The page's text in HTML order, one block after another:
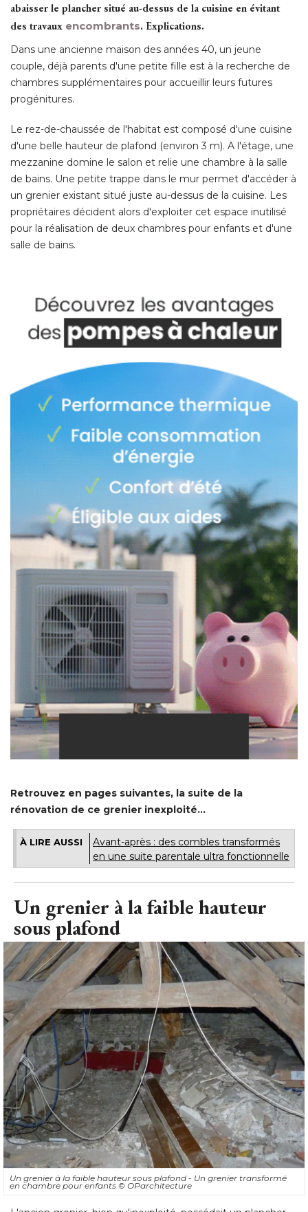
abaisser le plancher situé au-dessus de la cuisine en évitant
des travaux encombrants. Explications.
Dans une ancienne maison des années 40, un jeune
couple, déjà parents d'une petite fille est à la recherche de
chambres supplémentaires pour accueillir leurs futures
progénitures.
Le rez-de-chaussée de l'habitat est composé d'une cuisine
d'une belle hauteur de plafond (environ 3 m). A l'étage, une
mezzanine domine le salon et relie une chambre à la salle
de bains. Une petite trappe dans le mur permet d'accéder à
un grenier existant situé juste au-dessus de la cuisine. Les
propriétaires décident alors d'exploiter cet espace inutilisé
pour la réalisation de deux chambres pour enfants et d'une
salle de bains.
Retrouvez en pages suivantes, la suite de la
rénovation de ce grenier inexploité...
À LIRE AUSSI
Avant-après : des combles transformés
en une suite parentale ultra fonctionnelle
Un grenier à la faible hauteur
sous plafond
Un grenier à la faible hauteur sous plafond - Un grenier transformé
en chambre pour enfants © OParchitecture